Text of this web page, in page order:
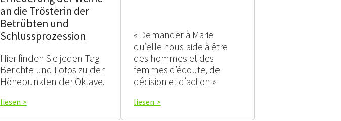
an die Trösterin der
Betrübten und
Schlussprozession
Hier finden Sie jeden Tag
Berichte und Fotos zu den
Höhepunkten der Oktave.
liesen >
« Demander à Marie
qu’elle nous aide à être
des hommes et des
femmes d’écoute, de
décision et d’action »
liesen >